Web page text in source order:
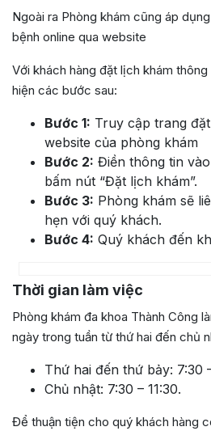
Ngoài ra Phòng khám cũng áp
bệnh online qua website
Với khách hàng đặt lịch khám
hiện các bước sau:
Bước 1: Truy cập trang
website của phòng khám
Bước 2: Điền thông tin
bấm nút “Đặt lịch khám”.
Bước 3: Phòng khám sẽ
hẹn với quý khách.
Bước 4: Quý khách đến
Thời gian làm việc
Phòng khám đa khoa Thành Công
ngày trong tuần từ thứ hai đến chủ
Thứ hai đến thứ bảy: 7:30
Chủ nhật: 7:30 – 11:30.
Để thuận tiện cho quý khách hàng